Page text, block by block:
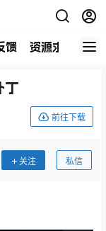
馈 资源求助 商
丁
前往下载
关注 私信